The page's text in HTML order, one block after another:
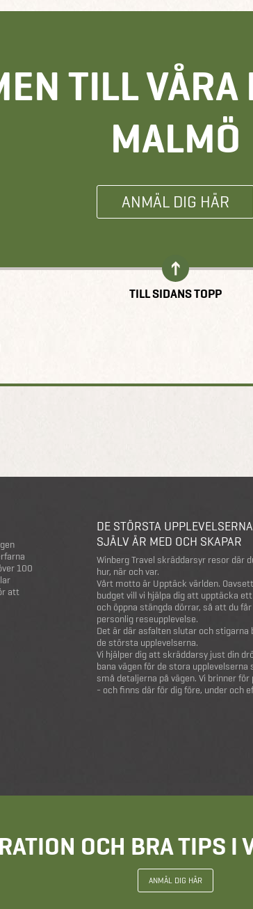
TILL
MALMÖ
ANMÄL DIG HÄR
TILL SIDANS TOPP
100
att
DE STÖRSTA
SJÄLV ÄR MED OCH SKAPAR
Winberg Travel skräddarsyr resor där
hur, när och var.
Vårt motto är Upptäck världen.
budget vill vi hjälpa dig att upptäcka
och öppna stängda dörrar, så att du
personlig reseupplevelse.
Det är där asfalten slutar och stigarna
de största upplevelserna.
Vi hjälper dig att skräddarsy just din
bana vägen för de stora upplevelserna
små detaljerna på vägen. Vi brinner
- och finns där för dig före, under och
OCH BRA TIPS I
ANMÄL DIG HÄR